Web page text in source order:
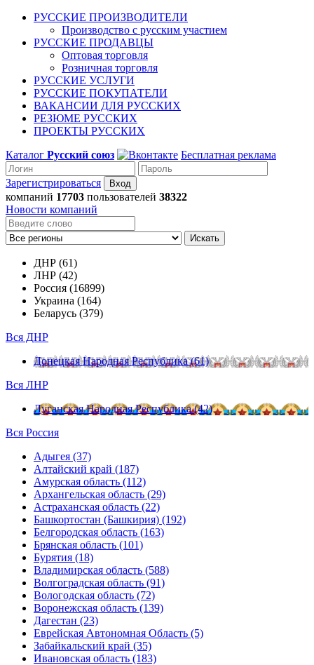
РУССКИЕ ПРОИЗВОДИТЕЛИ
Производство с русским участием
РУССКИЕ ПРОДАВЦЫ
Оптовая торговля
Розничная торговля
РУССКИЕ УСЛУГИ
РУССКИЕ ПОКУПАТЕЛИ
ВАКАНСИИ ДЛЯ РУССКИХ
РЕЗЮМЕ РУССКИХ
ПРОЕКТЫ РУССКИХ
Каталог Русский союз Бесплатная реклама
Зарегистрироваться
компаний 17703 пользователей 38322
Новости компаний
Искать
ДНР (61)
ЛНР (42)
Россия (16899)
Украина (164)
Беларусь (379)
Вся ДНР
Донецкая Народная Республика (61)
Вся ЛНР
Луганская Народная Республика (42)
Вся Россия
Адыгея (37)
Алтайский край (187)
Амурская область (112)
Архангельская область (29)
Астраханская область (22)
Башкортостан (Башкирия) (192)
Белгородская область (163)
Брянская область (101)
Бурятия (18)
Владимирская область (588)
Волгоградская область (91)
Вологодская область (72)
Воронежская область (139)
Дагестан (23)
Еврейская Автономная Область (5)
Забайкальский край (35)
Ивановская область (183)